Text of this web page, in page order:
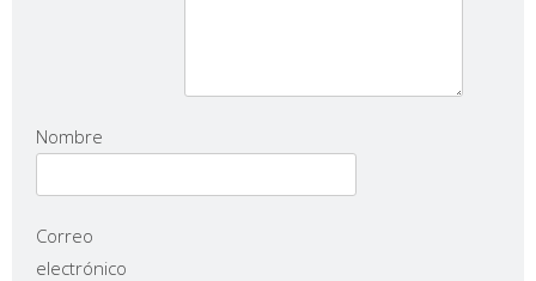
Nombre
Correo
electrónico